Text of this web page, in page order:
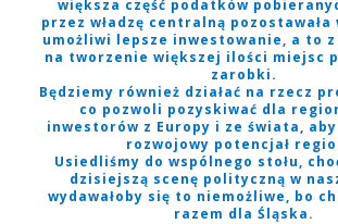
większa część podatków
przez władzę centralną
umożliwi lepsze inwestowanie, a to
na tworzenie większej ilości miejsc
zarobki.
Będziemy również działać na rzecz
co pozwoli pozyskiwać dla
inwestorów z Europy i ze świata,
rozwojowy potencjał
Usiedliśmy do wspólnego stołu,
dzisiejszą scenę polityczną w
wydawałoby się to niemożliwe, bo
razem dla Śląska.